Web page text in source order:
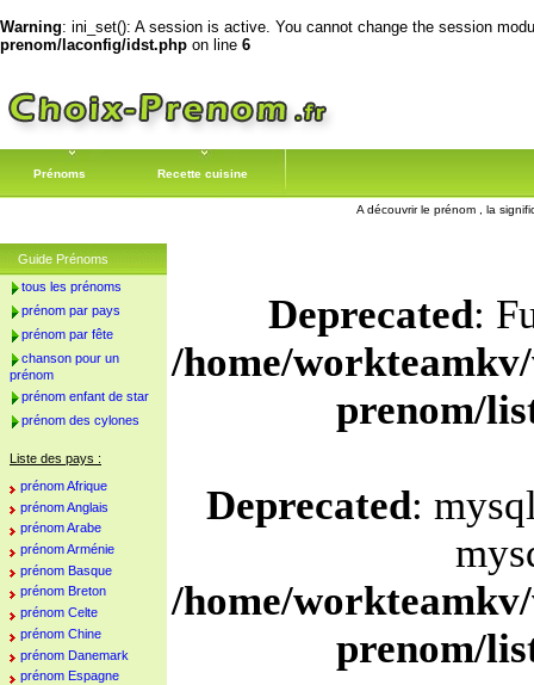
Warning: ini_set(): A session is active. You cannot change the session
prenom/laconfig/idst.php on line 6
Prénoms Recette cuisine
A découvrir le prénom , la
Deprecated:
/home/
prenom/
Deprecated:
/home/
prenom/
Guide Prénoms
tous les prénoms
prénom par pays
prénom par fête
chanson pour un
prénom
prénom enfant de star
prénom des cylones
Liste des pays :
prénom Afrique
prénom Anglais
prénom Arabe
prénom Arménie
prénom Basque
prénom Breton
prénom Celte
prénom Chine
prénom Danemark
prénom Espagne